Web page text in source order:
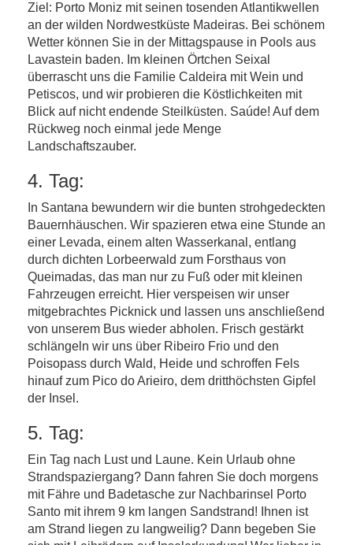
Ziel: Porto Moniz mit seinen tosenden Atlantikwellen
an der wilden Nordwestküste Madeiras. Bei schönem
Wetter können Sie in der Mittagspause in Pools aus
Lavastein baden. Im kleinen Örtchen Seixal
überrascht uns die Familie Caldeira mit Wein und
Petiscos, und wir probieren die Köstlichkeiten mit
Blick auf nicht endende Steilküsten. Saúde! Auf dem
Rückweg noch einmal jede Menge
Landschaftszauber.
4. Tag:
In Santana bewundern wir die bunten strohgedeckten
Bauernhäuschen. Wir spazieren etwa eine Stunde an
einer Levada, einem alten Wasserkanal, entlang
durch dichten Lorbeerwald zum Forsthaus von
Queimadas, das man nur zu Fuß oder mit kleinen
Fahrzeugen erreicht. Hier verspeisen wir unser
mitgebrachtes Picknick und lassen uns anschließend
von unserem Bus wieder abholen. Frisch gestärkt
schlängeln wir uns über Ribeiro Frio und den
Poisopass durch Wald, Heide und schroffen Fels
hinauf zum Pico do Arieiro, dem dritthöchsten Gipfel
der Insel.
5. Tag:
Ein Tag nach Lust und Laune. Kein Urlaub ohne
Strandspaziergang? Dann fahren Sie doch morgens
mit Fähre und Badetasche zur Nachbarinsel Porto
Santo mit ihrem 9 km langen Sandstrand! Ihnen ist
am Strand liegen zu langweilig? Dann begeben Sie